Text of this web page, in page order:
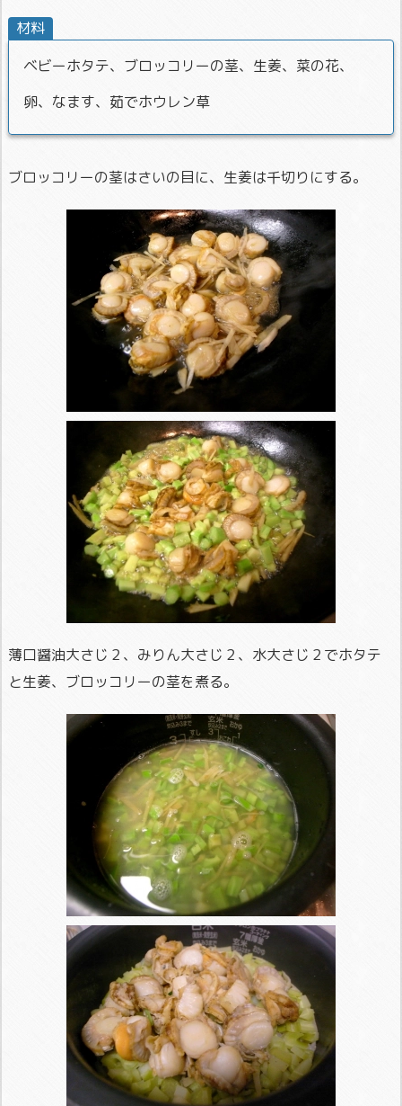
材料
ベビーホタテ、ブロッコリーの茎、生姜、菜の花、
卵、なます、茹でホウレン草
ブロッコリーの茎はさいの目に、生姜は千切りにする。
薄口醤油大さじ２、みりん大さじ２、水大さじ２でホタテ
と生姜、ブロッコリーの茎を煮る。